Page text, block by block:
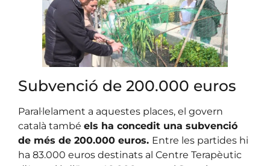
Subvenció de 200.000 euros
Paral·lelament a aquestes places, el govern
català també els ha concedit una subvenció
de més de 200.000 euros. Entre les partides hi
ha 83.000 euros destinats al Centre Terapèutic